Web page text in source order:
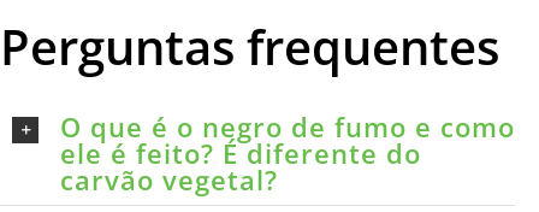
Perguntas frequentes
O que é o negro de fumo e como
ele é feito? É diferente do
carvão vegetal?